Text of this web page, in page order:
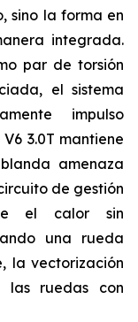
sino la forma en
integrada.
par de torsión
el sistema
impulso
3.0T mantiene
amenaza
de gestión
el calor sin
una rueda
la vectorización
ruedas con